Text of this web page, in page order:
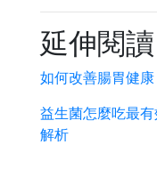
延伸閱讀
如何改善腸胃健
益生菌怎麼吃最
解析